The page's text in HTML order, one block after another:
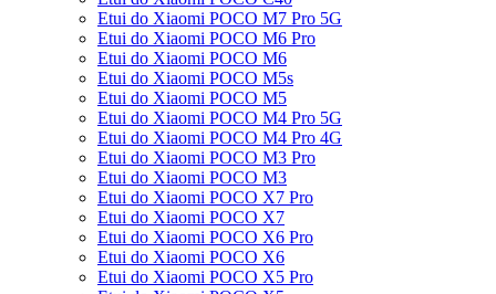
Etui do Xiaomi POCO M7 Pro 5G
Etui do Xiaomi POCO M6 Pro
Etui do Xiaomi POCO M6
Etui do Xiaomi POCO M5s
Etui do Xiaomi POCO M5
Etui do Xiaomi POCO M4 Pro 5G
Etui do Xiaomi POCO M4 Pro 4G
Etui do Xiaomi POCO M3 Pro
Etui do Xiaomi POCO M3
Etui do Xiaomi POCO X7 Pro
Etui do Xiaomi POCO X7
Etui do Xiaomi POCO X6 Pro
Etui do Xiaomi POCO X6
Etui do Xiaomi POCO X5 Pro